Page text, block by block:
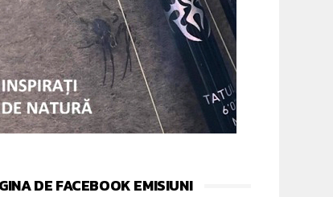
DE FACEBOOK EMISIUNI